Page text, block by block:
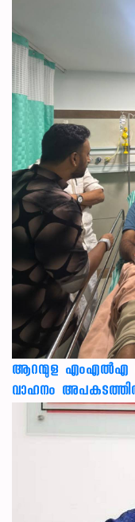
ആറന്മുള എംഎൽഎ
വാഹനം